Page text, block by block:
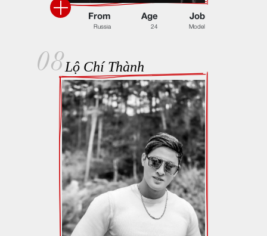
From
Russia
Age
24
Job
Model
08Lộ Chí Thành